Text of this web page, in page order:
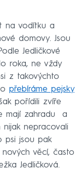
na vodítku a
domovy. Jsou
Jedličkové
roka, ne vždy
z takovýchto
přebíráme pejsky
pořídili zvíře
mají zahradu a
nepracovali
psi jsou pak
věcí, často
Jedličková.